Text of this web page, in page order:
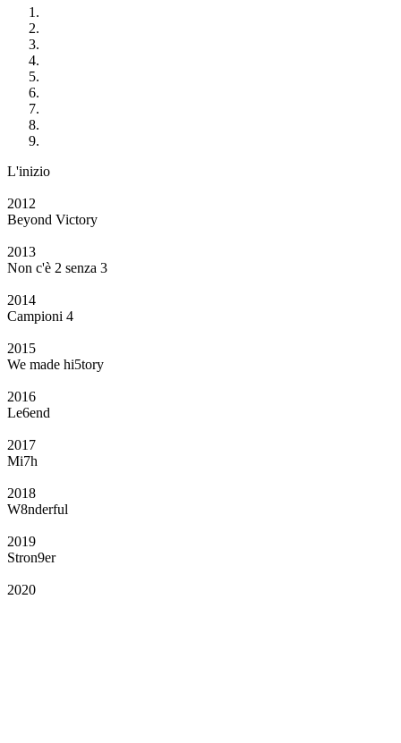
L'inizio
2012
Beyond Victory
2013
Non c'è 2 senza 3
2014
Campioni 4
2015
We made hi5tory
2016
Le6end
2017
Mi7h
2018
W8nderful
2019
Stron9er
2020